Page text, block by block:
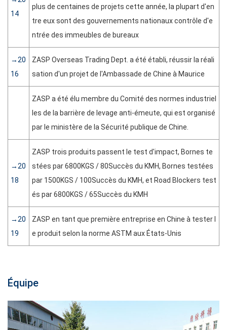
14
plus de centaines de projets cette année, la plupart d'en
tre eux sont des gouvernements nationaux contrôle d'e
ntrée des immeubles de bureaux
→20
16
ZASP Overseas Trading Dept. a été établi, réussir la réali
sation d'un projet de l'Ambassade de Chine à Maurice
ZASP a été élu membre du Comité des normes industriel
les de la barrière de levage anti-émeute, qui est organisé
par le ministère de la Sécurité publique de Chine.
→20
18
ZASP trois produits passent le test d'impact, Bornes te
stées par 6800KGS / 80Succès du KMH, Bornes testées
par 1500KGS / 100Succès du KMH, et Road Blockers test
és par 6800KGS / 65Succès du KMH
→20
19
ZASP en tant que première entreprise en Chine à tester l
e produit selon la norme ASTM aux États-Unis
Équipe